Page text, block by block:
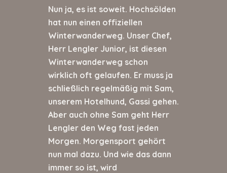
Nun ja, es ist soweit. Hochsölden
hat nun einen offiziellen
Winterwanderweg. Unser Chef,
Herr Lengler Junior, ist diesen
Winterwanderweg schon
wirklich oft gelaufen. Er muss ja
schließlich regelmäßig mit Sam,
unserem Hotelhund, Gassi gehen.
Aber auch ohne Sam geht Herr
Lengler den Weg fast jeden
Morgen. Morgensport gehört
nun mal dazu. Und wie das dann
immer so ist, wird